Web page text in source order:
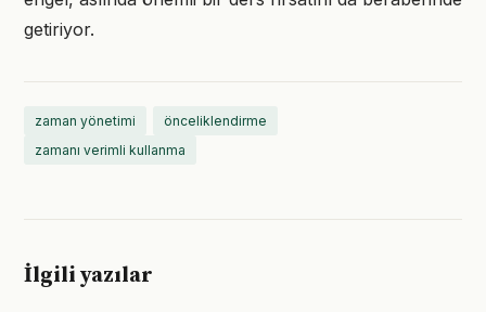
getiriyor.
zaman yönetimi
önceliklendirme
zamanı verimli kullanma
İlgili yazılar